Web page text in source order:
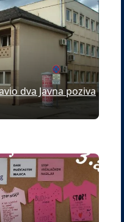
dva Javna poziva